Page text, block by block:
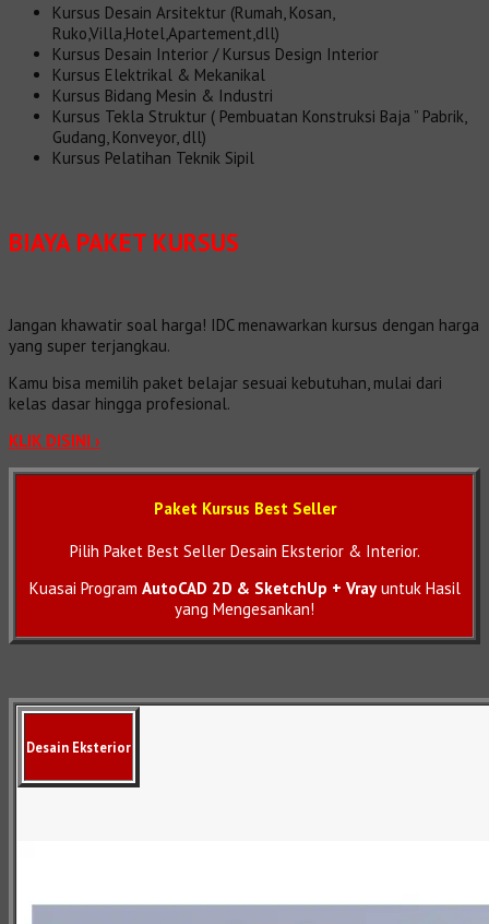
Kursus Desain Arsitektur (Rumah, Kosan,
Ruko,Villa,Hotel,Apartement,dll)
Kursus Desain Interior / Kursus Design Interior
Kursus Elektrikal & Mekanikal
Kursus Bidang Mesin & Industri
Kursus Tekla Struktur ( Pembuatan Konstruksi Baja ” Pabrik,
Gudang, Konveyor, dll)
Kursus Pelatihan Teknik Sipil
BIAYA PAKET KURSUS
Jangan khawatir soal harga! IDC menawarkan kursus dengan harga
yang super terjangkau.
Kamu bisa memilih paket belajar sesuai kebutuhan, mulai dari
kelas dasar hingga profesional.
KLIK DISINI ›
Paket Kursus Best Seller
Pilih Paket Best Seller Desain Eksterior & Interior.
Kuasai Program AutoCAD 2D & SketchUp + Vrayuntuk Hasil
yang Mengesankan!
Desain Eksterior